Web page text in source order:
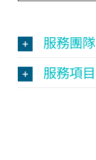
服務團隊
服務項目